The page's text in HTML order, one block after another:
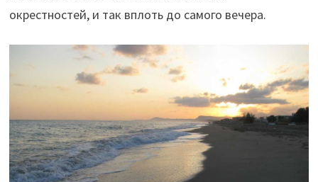
окрестностей, и так вплоть до самого вечера.